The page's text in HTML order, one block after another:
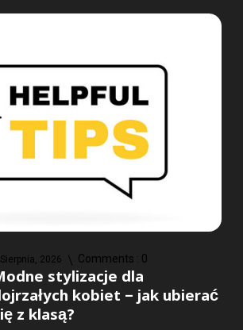
2026 Comments : 0
stylizacje dla
kobiet – jak ubierać
z klasą?